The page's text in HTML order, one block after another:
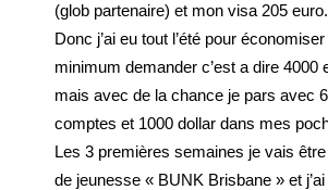
(glob partenaire) et mon visa 205 euro.
Donc j’ai eu tout l’été pour
minimum demander c’est a dire 4000
mais avec de la chance je pars avec
comptes et 1000 dollar dans mes
Les 3 premières semaines je vais
de jeunesse « BUNK Brisbane » et